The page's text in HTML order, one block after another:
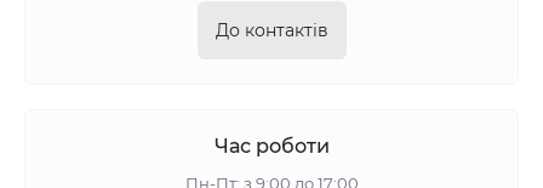
До контактів
Час роботи
Пн-Пт: з 9:00 до 17:00